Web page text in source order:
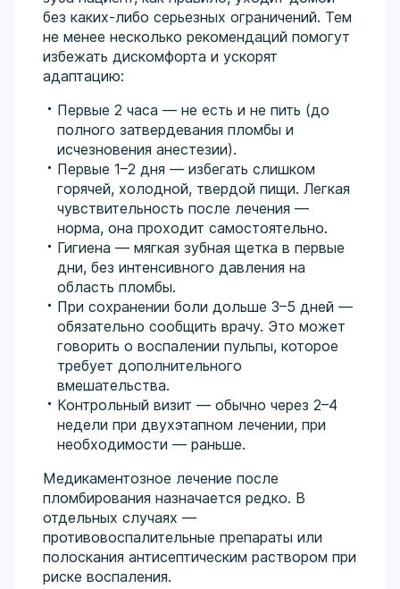
без каких-либо серьезных ограничений. Тем
не менее несколько рекомендаций помогут
избежать дискомфорта и ускорят
адаптацию:
Первые 2 часа — не есть и не пить (до
полного затвердевания пломбы и
исчезновения анестезии).
Первые 1–2 дня — избегать слишком
горячей, холодной, твердой пищи. Легкая
чувствительность после лечения —
норма, она проходит самостоятельно.
Гигиена — мягкая зубная щетка в первые
дни, без интенсивного давления на
область пломбы.
При сохранении боли дольше 3–5 дней —
обязательно сообщить врачу. Это может
говорить о воспалении пульпы, которое
требует дополнительного
вмешательства.
Контрольный визит — обычно через 2–4
недели при двухэтапном лечении, при
необходимости — раньше.
Медикаментозное лечение после
пломбирования назначается редко. В
отдельных случаях —
противовоспалительные препараты или
полоскания антисептическим раствором при
риске воспаления.